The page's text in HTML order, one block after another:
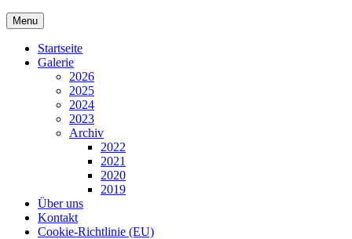
Skip
to
content
Menu
Startseite
Galerie
2026
2025
2024
2023
Archiv
2022
2021
2020
2019
Über uns
Kontakt
Cookie-Richtlinie (EU)